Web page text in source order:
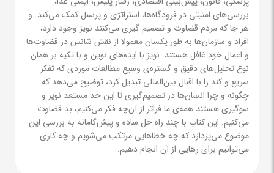
بررسی‌های امنیتی در فرودگاه‌ها، استراتژی و پرسنل کمک می‌کند. و
هر جا که مردم قضاوت و تصمیم گیری می‌کنند نویز وجود دارد،
افراد و سازمان‌ها به طور یکسان معمولا از نقش شانس در قضاوت‌ها
و اعمال خود غافل هستند. نویز با ایده‌های نوین و با تکیه بر همان
نوع تحلیل‌های دقیق و گستره‌ی وسیع مطالعات موردی که تفکر
سریع و کند را با اقبال بین‌المللی تبدیل کرد، توضیح می‌دهد که
چگونه و چرا انسان‌ها در تصمیم‌گیری تا این حد مستعد نویز و
سوگیری هستند.همه‌ی ما فراتر از آن‌چه فکر می‌کنیم، بد قضاوت
می‌کنیم. این کتاب با چند راه حل ساده و پیش‌گامانه به بررسی این
موضوع می‌پردازد که چه خطاهایی مرتکب می‌شویم و چه کاری
می‌توانیم برای رهایی از آن انجام دهیم.